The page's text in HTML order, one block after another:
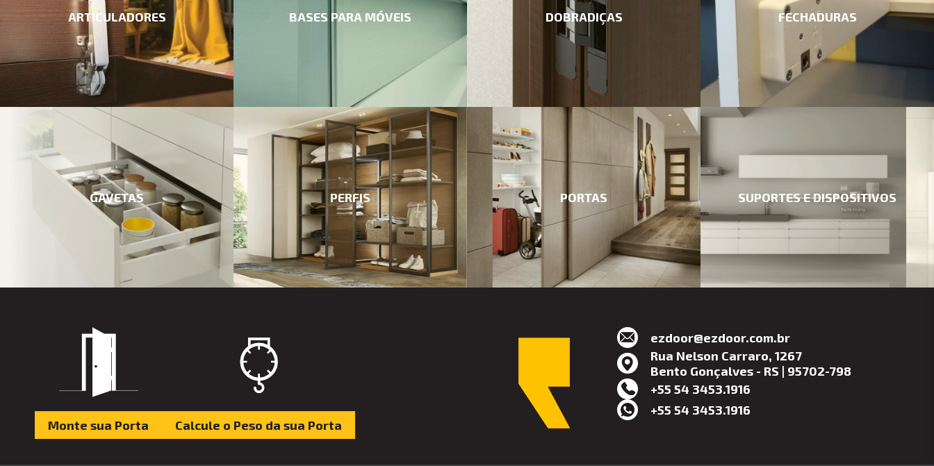
ARTICULADORES BASES PARA MÓVEIS DOBRADIÇAS FECHADURAS
GAVETAS PERFIS PORTAS SUPORTES E DISPOSITIVOS
Monte sua Porta Calcule o Peso da sua Porta
ezdoor@ezdoor.com.br
Rua Nelson Carraro, 1267
Bento Gonçalves - RS | 95702-798
+55 54 3453.1916
+55 54 3453.1916